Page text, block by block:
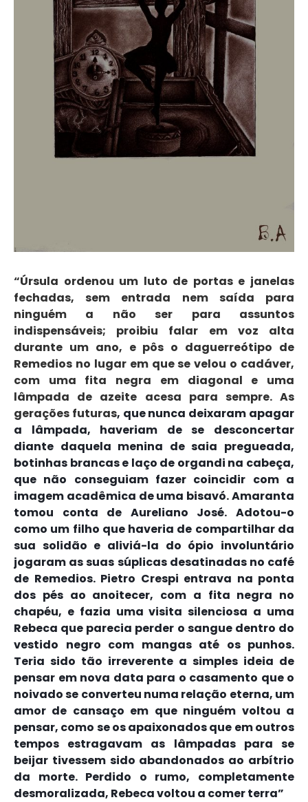
“Úrsula ordenou um luto de portas e janelas
fechadas, sem entrada nem saída para
ninguém a não ser para assuntos
indispensáveis; proibiu falar em voz alta
durante um ano, e pôs o daguerreótipo de
Remedios no lugar em que se velou o cadáver,
com uma fita negra em diagonal e uma
lâmpada de azeite acesa para sempre. As
gerações futuras, que nunca deixaram apagar
a lâmpada, haveriam de se desconcertar
diante daquela menina de saia pregueada,
botinhas brancas e laço de organdi na cabeça,
que não conseguiam fazer coincidir com a
imagem acadêmica de uma bisavó. Amaranta
tomou conta de Aureliano José. Adotou-o
como um filho que haveria de compartilhar da
sua solidão e aliviá-la do ópio involuntário
jogaram as suas súplicas desatinadas no café
de Remedios. Pietro Crespi entrava na ponta
dos pés ao anoitecer, com a fita negra no
chapéu, e fazia uma visita silenciosa a uma
Rebeca que parecia perder o sangue dentro do
vestido negro com mangas até os punhos.
Teria sido tão irreverente a simples ideia de
pensar em nova data para o casamento que o
noivado se converteu numa relação eterna, um
amor de cansaço em que ninguém voltou a
pensar, como se os apaixonados que em outros
tempos estragavam as lâmpadas para se
beijar tivessem sido abandonados ao arbítrio
da morte. Perdido o rumo, completamente
desmoralizada, Rebeca voltou a comer terra”